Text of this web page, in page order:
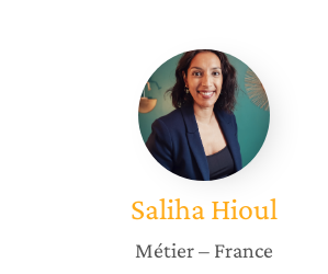
Saliha
Hioul
SalihaHioul
Métier– France